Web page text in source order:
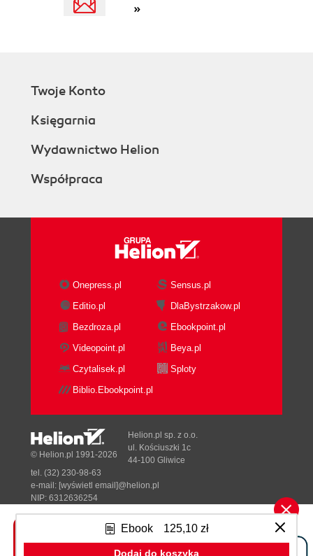
Ebook 125,10 zł
Dodaj do koszyka
»
Twoje Konto
Księgarnia
Wydawnictwo Helion
Współpraca
Onepress.pl
Sensus.pl
Editio.pl
DlaBystrzakow.pl
Bezdroza.pl
Ebookpoint.pl
Videopoint.pl
Beya.pl
Czytalisek.pl
Sploty
Biblio.Ebookpoint.pl
Tonik.pl
© Helion.pl 1991-2026
Helion.pl sp. z o.o.
ul. Kościuszki 1c
44-100 Gliwice
tel. (32) 230-98-63
e-mail: [wyświetl email]@helion.pl
NIP: 6312636254